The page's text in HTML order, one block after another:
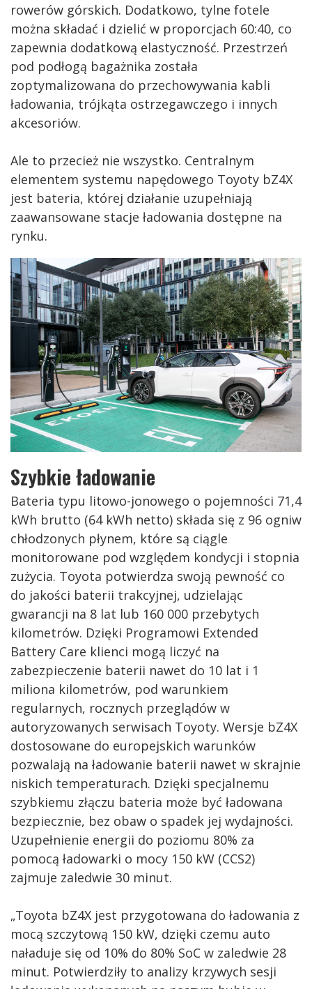
rowerów górskich. Dodatkowo, tylne fotele
można składać i dzielić w proporcjach 60:40, co
zapewnia dodatkową elastyczność. Przestrzeń
pod podłogą bagażnika została
zoptymalizowana do przechowywania kabli
ładowania, trójkąta ostrzegawczego i innych
akcesoriów.
Ale to przecież nie wszystko. Centralnym
elementem systemu napędowego Toyoty bZ4X
jest bateria, której działanie uzupełniają
zaawansowane stacje ładowania dostępne na
rynku.
Szybkie ładowanie
Bateria typu litowo-jonowego o pojemności 71,4
kWh brutto (64 kWh netto) składa się z 96 ogniw
chłodzonych płynem, które są ciągle
monitorowane pod względem kondycji i stopnia
zużycia. Toyota potwierdza swoją pewność co
do jakości baterii trakcyjnej, udzielając
gwarancji na 8 lat lub 160 000 przebytych
kilometrów. Dzięki Programowi Extended
Battery Care klienci mogą liczyć na
zabezpieczenie baterii nawet do 10 lat i 1
miliona kilometrów, pod warunkiem
regularnych, rocznych przeglądów w
autoryzowanych serwisach Toyoty. Wersje bZ4X
dostosowane do europejskich warunków
pozwalają na ładowanie baterii nawet w skrajnie
niskich temperaturach. Dzięki specjalnemu
szybkiemu złączu bateria może być ładowana
bezpiecznie, bez obaw o spadek jej wydajności.
Uzupełnienie energii do poziomu 80% za
pomocą ładowarki o mocy 150 kW (CCS2)
zajmuje zaledwie 30 minut.
„Toyota bZ4X jest przygotowana do ładowania z
mocą szczytową 150 kW, dzięki czemu auto
naładuje się od 10% do 80% SoC w zaledwie 28
minut. Potwierdziły to analizy krzywych sesji